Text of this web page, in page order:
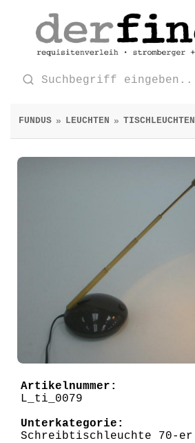
FUNDUS » LEUCHTEN » TISCHLEUCHTEN
Artikelnummer:
L_ti_0079
Unterkategorie:
Schreibtischleuchte 70-er